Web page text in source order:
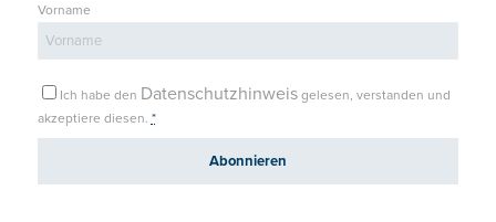
Vorname
Ich habe den Datenschutzhinweisgelesen, verstanden und
akzeptiere diesen. *